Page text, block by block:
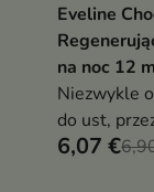

Eveline
na noc 12
Niezwykle
do ust,
stosowania
6,07 €